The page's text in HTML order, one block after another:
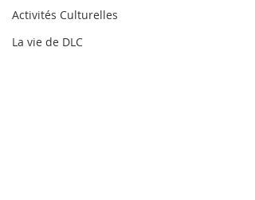
Activités Culturelles
La vie de DLC